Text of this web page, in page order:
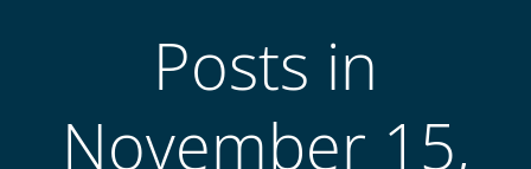
Posts in
November 15,